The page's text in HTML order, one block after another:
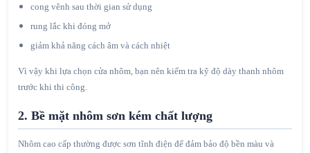
cong vênh sau thời gian sử dụng
rung lắc khi đóng mở
giảm khả năng cách âm và cách nhiệt
Vì vậy khi lựa chọn cửa nhôm, bạn nên kiểm tra kỹ độ dày thanh nhôm
trước khi thi công.
2. Bề mặt nhôm sơn kém chất lượng
Nhôm cao cấp thường được sơn tĩnh điện để đảm bảo độ bền màu và